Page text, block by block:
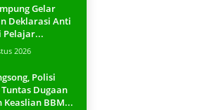
Gelar
Deklarasi Anti
Pelajar...
2026
Polisi
Dugaan
Keaslian BBM...